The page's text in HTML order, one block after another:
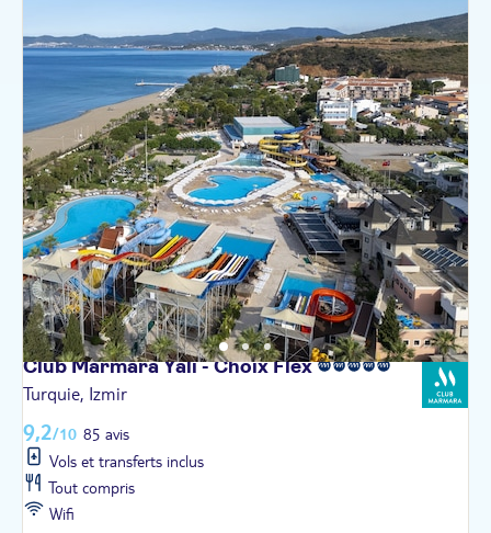
Club Marmara Yali - ChoixFlex
Turquie, Izmir
9,2/10 85 avis
Vols et transferts inclus
Tout compris
Wifi